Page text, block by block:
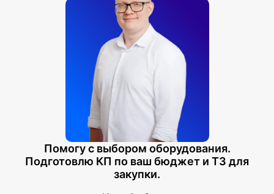
Помогу с выбором оборудования.
Подготовлю КП по ваш бюджет и ТЗ для
закупки.